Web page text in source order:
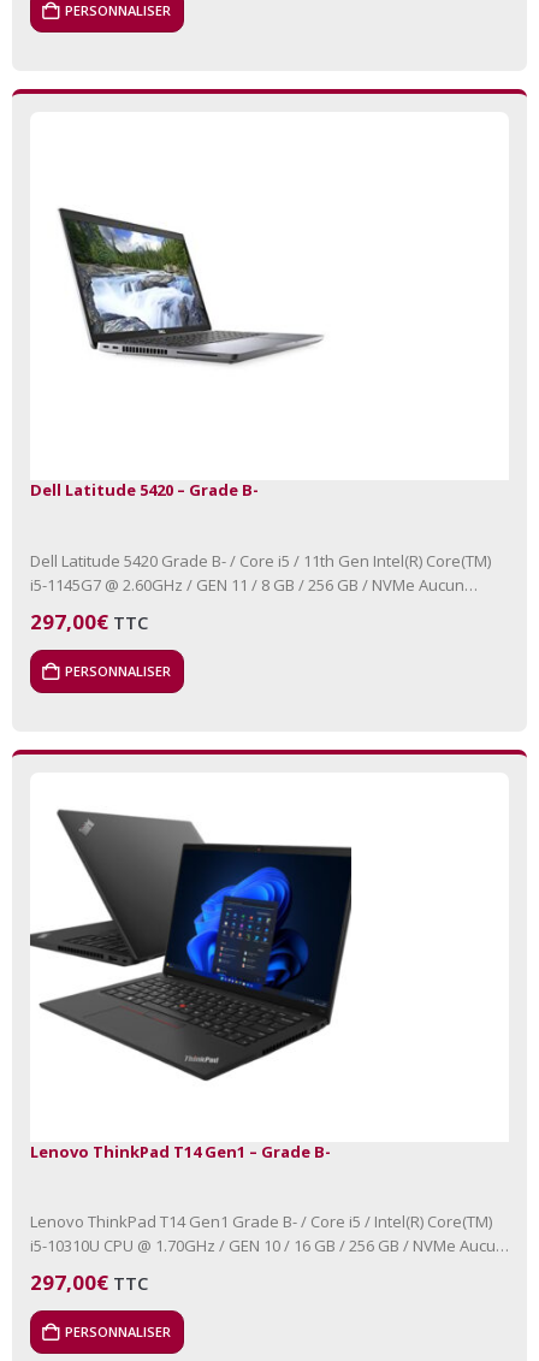
PERSONNALISER
Dell Latitude 5420 – Grade B-
Dell Latitude 5420 Grade B- / Core i5 / 11th Gen Intel(R) Core(TM)
i5-1145G7 @ 2.60GHz / GEN 11 / 8 GB / 256 GB / NVMe Aucun
297,00€ TTC
PERSONNALISER
Lenovo ThinkPad T14 Gen1 – Grade B-
Lenovo ThinkPad T14 Gen1 Grade B- / Core i5 / Intel(R) Core(TM)
i5-10310U CPU @ 1.70GHz / GEN 10 / 16 GB / 256 GB / NVMe Aucun
297,00€ TTC
PERSONNALISER